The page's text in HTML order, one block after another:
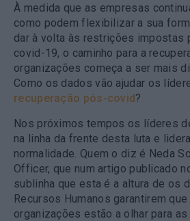
À medida que as empresas
como podem flexibilizar a sua
dar à volta às restrições impostas
covid-19, o caminho para a
organizações começa a ser mais
Como os dados vão ajudar os
recuperação pós-covid?
Nos próximos tempos os líderes
na linha da frente desta luta e
normalidade. Quem o diz é Neda
Officer, que num artigo publicado
sublinha que esta é a altura de os
Recursos Humanos garantirem
organizações estão a olhar para